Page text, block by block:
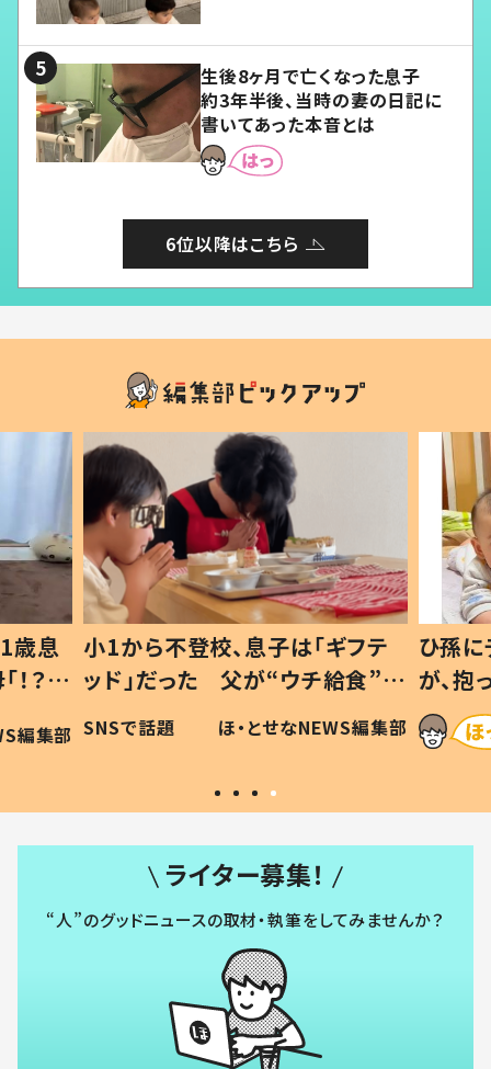
生後8ヶ月で亡くなった息子
約3年半後、当時の妻の日記に
書いてあった本音とは
6位以降はこちら
歳息
？」
編集部
小1から不登校、息子は「ギフテ
ッド」だった 父が“ウチ給食”を
作り続ける理由とは #令和の親
#令和の子
SNSで話題 ほ・とせなNEWS編集部
ひ孫
が、
「涙が
い」
ライター募集！
“人”のグッドニュースの取材・執筆をしてみませんか？